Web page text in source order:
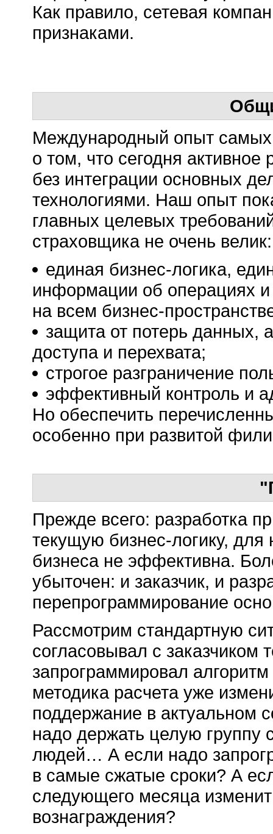
Как правило, сетевая
признаками.
Международный опыт самых
о том, что сегодня
без интеграции основных
технологиями. Наш опыт
главных целевых
страховщика не очень велик:
единая бизнес-логика,
информации об операциях
на всем бизнес-
защита от потерь данных,
доступа и перехвата;
строгое разграничение
эффективный контроль и
Но обеспечить
особенно при развитой
Прежде всего: разработка
текущую бизнес-логику, для
бизнеса не эффективна.
убыточен: и заказчик, и
перепрограммирование
Рассмотрим стандартную
согласовывал с заказчиком
запрограммировал
методика расчета уже
поддержание в актуальном
надо держать целую
людей… А если надо
в самые сжатые сроки? А
следующего месяца
вознаграждения?